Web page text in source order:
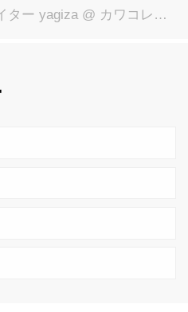
ター yagiza @ カワコレメディア編集部